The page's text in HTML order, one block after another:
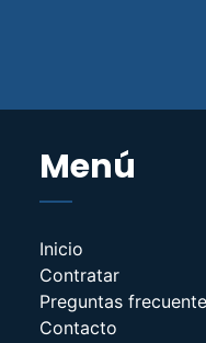
Menú
Inicio
Contratar
Preguntas
Contacto